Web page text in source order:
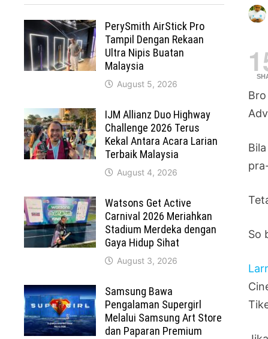
So
PerySmith AirStick Pro
Tampil Dengan Rekaan
Ultra Nipis Buatan
Malaysia
August 5, 2026
IJM Allianz Duo Highway
Challenge 2026 Terus
Kekal Antara Acara Larian
Terbaik Malaysia
August 4, 2026
Watsons Get Active
Carnival 2026 Meriahkan
Stadium Merdeka dengan
Gaya Hidup Sihat
August 3, 2026
Samsung Bawa
Pengalaman Supergirl
Melalui Samsung Art Store
dan Paparan Premium